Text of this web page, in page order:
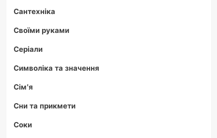
Сантехніка
Своїми руками
Серіали
Символіка та значення
Сім'я
Сни та прикмети
Соки